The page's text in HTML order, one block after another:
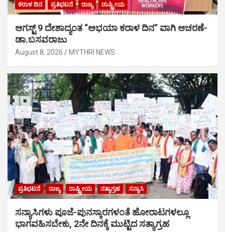
ಕರಾಳ ದಿನ ಪ್ರತಿಭಟನೆ ರಾಜ್ಯ ರಾಷ್ಟ್ರೀಯ
ಆಗಸ್ಟ್ 9 ದೇಶಾದ್ಯಂತ “ಅಭಯಾ ಕರಾಳ ದಿನ” ವಾಗಿ ಆಚರಣೆ-
ಡಾ.ಬಸವರಾಜು
August 8, 2026 MYTHRI NEWS
ಪ್ರತಿಭಟನೆ ರಾಜ್ಯ ರಾಷ್ಟ್ರೀಯ ಸತ್ಯಾಗ್ರಹ ಸನ್ಯಾಸಿ
ಸನ್ಯಾಸಿಗಳು ಪೂಜೆ-ಪುನಸ್ಕಾರಗಳಂತೆ ಹೋರಾಟಗಳಲ್ಲೂ
ಭಾಗವಹಿಸಬೇಕು, 2ನೇ ದಿನಕ್ಕೆ ಮುಟ್ಟಿದ ಸತ್ಯಾಗ್ರಹ